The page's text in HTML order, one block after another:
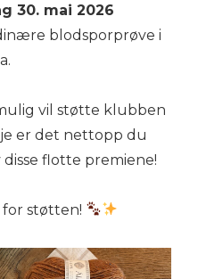
30. mai 2026
blodsporprøve i
vil støtte klubben
er det nettopp du
flotte premiene!
støtten!